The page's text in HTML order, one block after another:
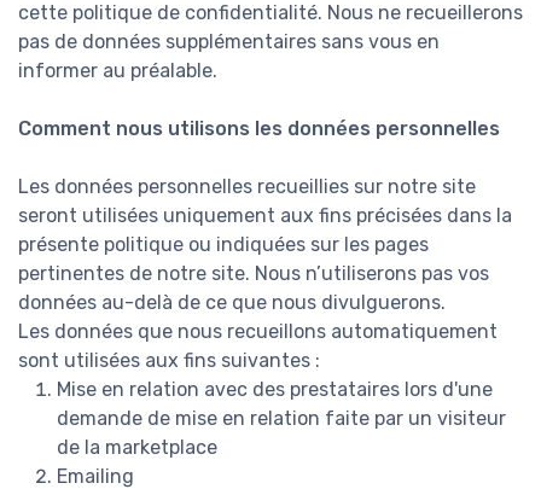
cette politique de confidentialité. Nous ne recueillerons
pas de données supplémentaires sans vous en
informer au préalable.
Comment nous utilisons les données personnelles
Les données personnelles recueillies sur notre site
seront utilisées uniquement aux fins précisées dans la
présente politique ou indiquées sur les pages
pertinentes de notre site. Nous n’utiliserons pas vos
données au-delà de ce que nous divulguerons.
Les données que nous recueillons automatiquement
sont utilisées aux fins suivantes :
Mise en relation avec des prestataires lors d'une
demande de mise en relation faite par un visiteur
de la marketplace
Emailing